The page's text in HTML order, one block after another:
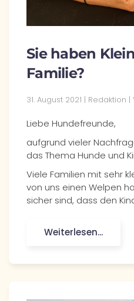
Sie haben
Familie?
31. August 2021 | Redaktion |
Liebe Hundefreunde,
aufgrund vieler
das Thema Hunde und
Viele Familien mit sehr
von uns einen Welpen
sicher sind, dass den
Weiterlesen...